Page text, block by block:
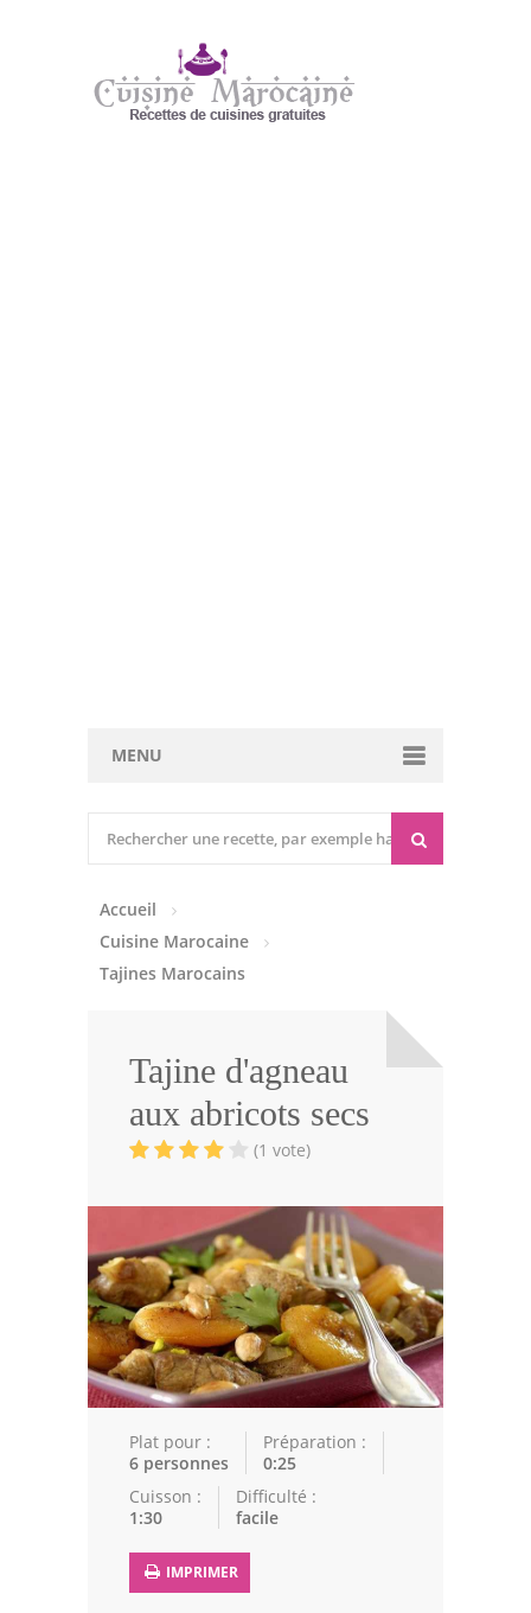
MENU
Entrées Froides
Tajines
Viandes
Volailles
Poissons
Pâtisseries
Epices
Recettes Marocaine
Tajines
Viandes
Poissons
Accueil
Cuisine Marocaine
Tajines Marocains
Tajine d'agneau
aux abricots secs
(1 vote)
Plat pour :
6 personnes
Préparation :
0:25
Cuisson :
1:30
Difficulté :
facile
IMPRIMER